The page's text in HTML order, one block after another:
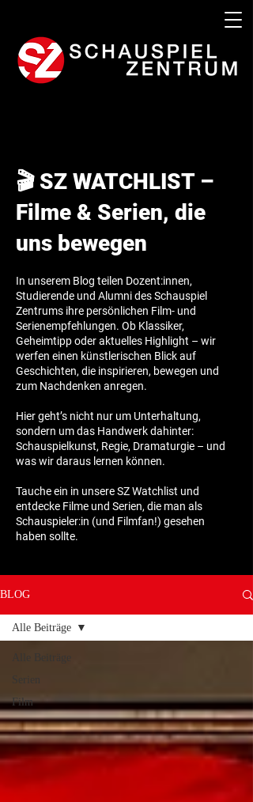
🎬 SZ WATCHLIST –
Filme & Serien, die
uns bewegen
In unserem Blog teilen Dozent:innen,
Studierende und Alumni des Schauspiel
Zentrums ihre persönlichen Film- und
Serienempfehlungen. Ob Klassiker,
Geheimtipp oder aktuelles Highlight – wir
werfen einen künstlerischen Blick auf
Geschichten, die inspirieren, bewegen und
zum Nachdenken anregen.
Hier geht’s nicht nur um Unterhaltung,
sondern um das Handwerk dahinter:
Schauspielkunst, Regie, Dramaturgie – und
was wir daraus lernen können.
Tauche ein in unsere SZ Watchlist und
entdecke Filme und Serien, die man als
Schauspieler:in (und Filmfan!) gesehen
haben sollte.
BLOG
Alle Beiträge
Serien
Film
Alle Beiträge